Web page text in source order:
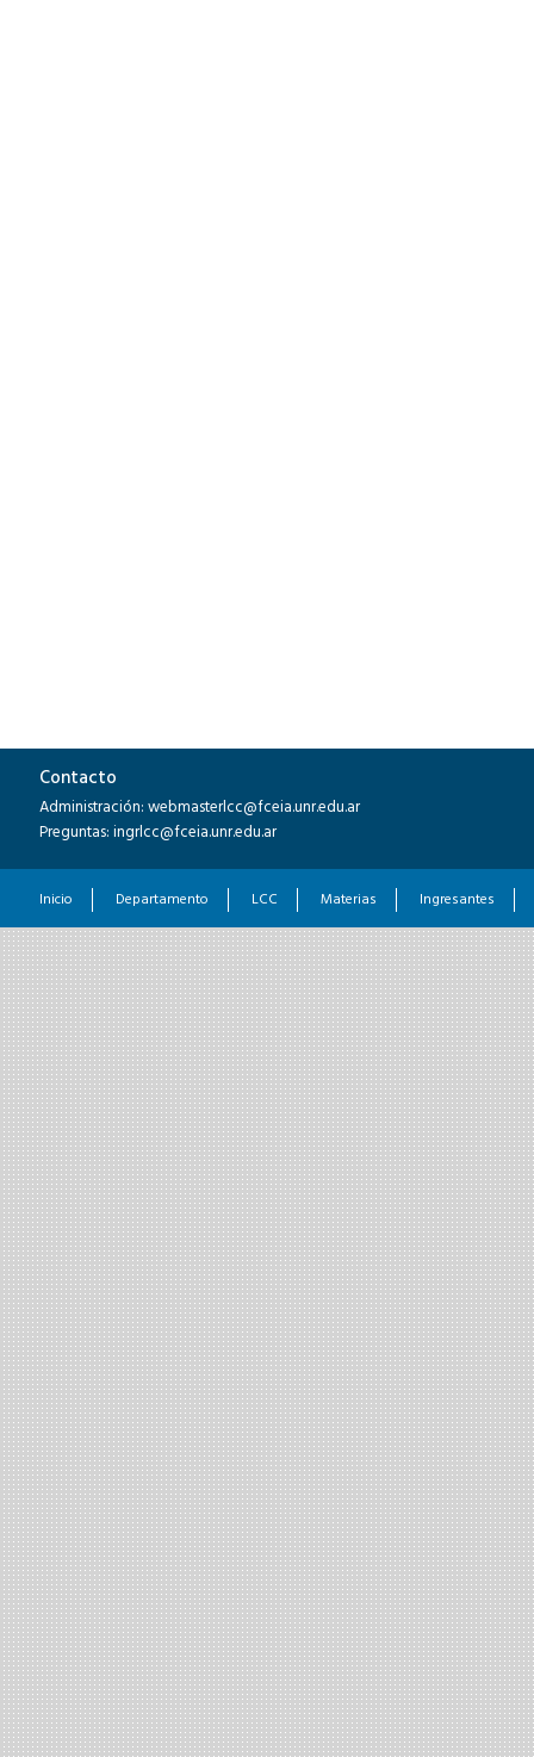
Contacto
Administración: webmasterlcc@fceia.unr.edu.ar
Preguntas: ingrlcc@fceia.unr.edu.ar
Inicio Departamento LCC Materias Ingresantes